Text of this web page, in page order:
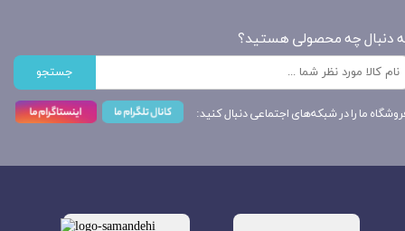
دنبال چه محصولی هستید؟
جستجو
ما را در شبکه‌های اجتماعی دنبال کنید: